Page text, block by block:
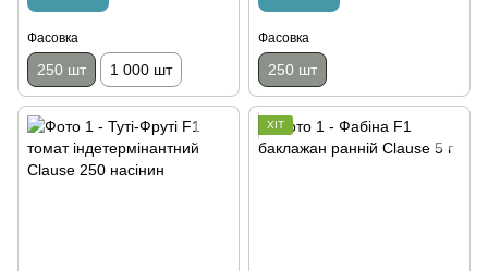
Фасовка
250 шт 1 000 шт
Фасовка
250 шт
ХІТ